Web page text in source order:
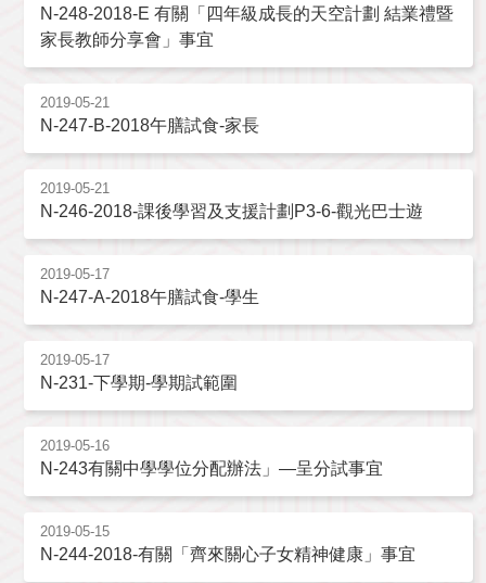
N-248-2018-E 有關「四年級成長的天空計劃 結業禮暨
家長教師分享會」事宜
2019-05-21
N-247-B-2018午膳試食-家長
2019-05-21
N-246-2018-課後學習及支援計劃P3-6-觀光巴士遊
2019-05-17
N-247-A-2018午膳試食-學生
2019-05-17
N-231-下學期-學期試範圍
2019-05-16
N-243有關中學學位分配辦法」—呈分試事宜
2019-05-15
N-244-2018-有關「齊來關心子女精神健康」事宜